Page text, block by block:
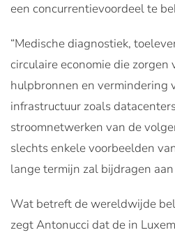
een concurrentievoordeel te
“Medische diagnostiek,
circulaire economie die zorgen
hulpbronnen en vermindering
infrastructuur zoals
stroomnetwerken van de
slechts enkele voorbeelden
lange termijn zal bijdragen
Wat betreft de wereldwijde
zegt Antonucci dat de in